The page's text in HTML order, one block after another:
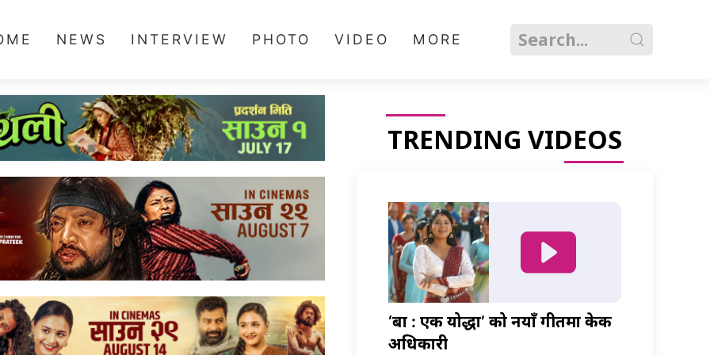
NEWS INTERVIEW PHOTO VIDEO MORE
TRENDING VIDEOS
‘बा : एक योद्धा’ को नयाँ गीतमा केकी
अधिकारी